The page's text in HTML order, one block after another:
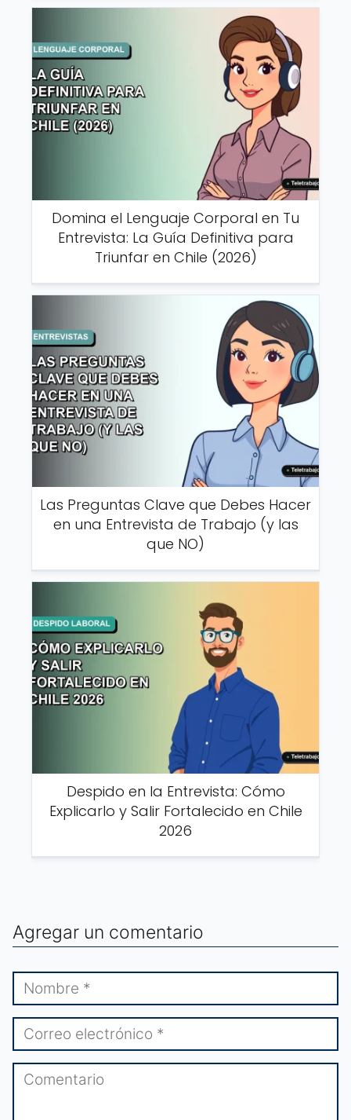
Domina el Lenguaje Corporal en Tu
Entrevista: La Guía Definitiva para
Triunfar en Chile (2026)
Las Preguntas Clave que Debes Hacer
en una Entrevista de Trabajo (y las
que NO)
Despido en la Entrevista: Cómo
Explicarlo y Salir Fortalecido en Chile
2026
Agregar un comentario